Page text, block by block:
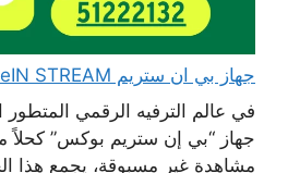
جهاز بي ان ستريم beIN STREAM الكويت مع اشتراك
في عالم الترفيه الرقمي المتطور
جهاز “بي إن ستريم بوكس” كحلاً
مشاهدة غير مسبوقة، يجمع هذا